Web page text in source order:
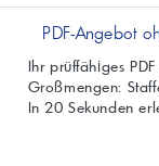
PDF-Angebot
Ihr prüffähiges
Großmengen:
In 20 Sekunden